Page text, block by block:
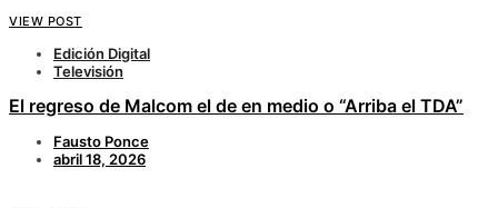
VIEW POST
Edición Digital
Televisión
El regreso de Malcom el de en medio o “Arriba el TDA”
Fausto Ponce
abril 18, 2026